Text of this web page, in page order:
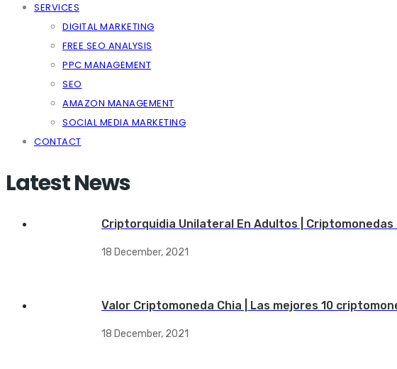
SERVICES
DIGITAL MARKETING
FREE SEO ANALYSIS
PPC MANAGEMENT
SEO
AMAZON MANAGEMENT
SOCIAL MEDIA MARKETING
CONTACT
Latest News
Criptorquidia Unilateral En Adultos |
18 December, 2021
Valor Criptomoneda Chia | Las mejores 10
18 December, 2021